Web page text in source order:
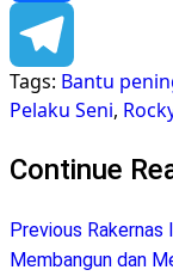
Facebook
Telegram
Tags: Bantu
Pelaku Seni,
Continue
Previous Rakernas
Membangun dan